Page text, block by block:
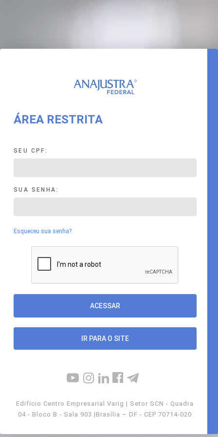
ÁREA RESTRITA
SEU CPF:
SUA SENHA:
Esqueceu sua senha?
IR PARA O SITE
Edifício Centro Empresarial Varig | Setor SCN - Quadra
04 - Bloco B - Sala 903 |Brasília – DF - CEP 70714-020